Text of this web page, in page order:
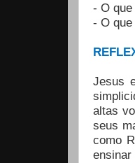
- O
- O
Jesus
altas
seus
como
ensinar